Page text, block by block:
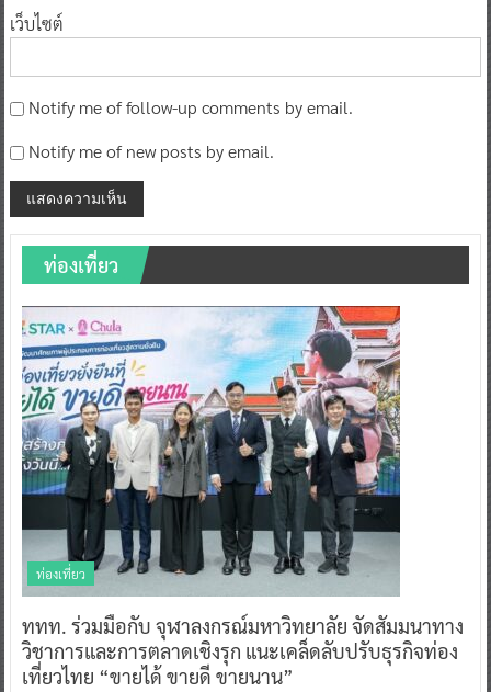
เว็บไซต์
Notify me of follow-up comments by email.
Notify me of new posts by email.
ท่องเที่ยว
ท่องเที่ยว
ททท. ร่วมมือกับ จุฬาลงกรณ์มหาวิทยาลัย จัดสัมมนาทาง
วิชาการและการตลาดเชิงรุก แนะเคล็ดลับปรับธุรกิจท่อง
เที่ยวไทย “ขายได้ ขายดี ขายนาน”